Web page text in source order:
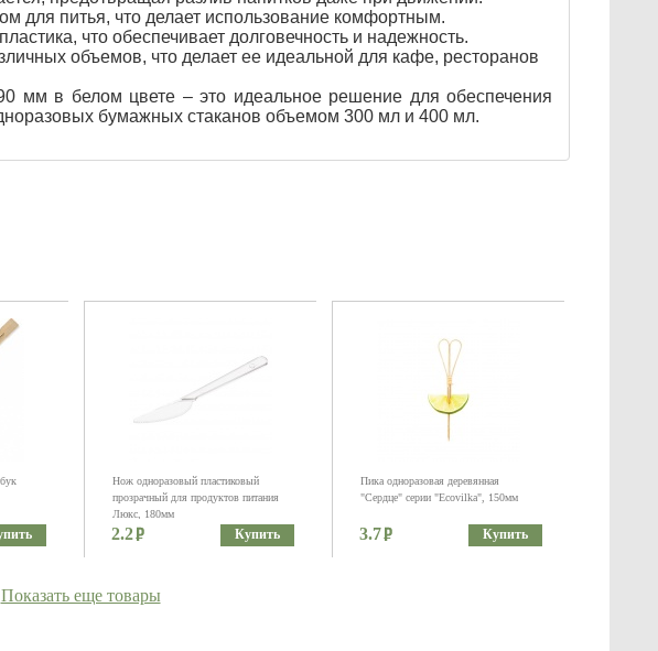
для питья, что делает использование комфортным.
что обеспечивает долговечность и надежность.
объемов, что делает ее идеальной для кафе, ресторанов
мм в белом цвете – это идеальное решение для обеспечения
бумажных стаканов объемом 300 мл и 400 мл.
Нож одноразовый пластиковый
прозрачный для продуктов питания
Люкс, 180мм
2.2 Купить
Пика одноразовая деревянная
"Сердце" серии "Ecovilka", 150мм
3.7 Купить
Показать еще товары